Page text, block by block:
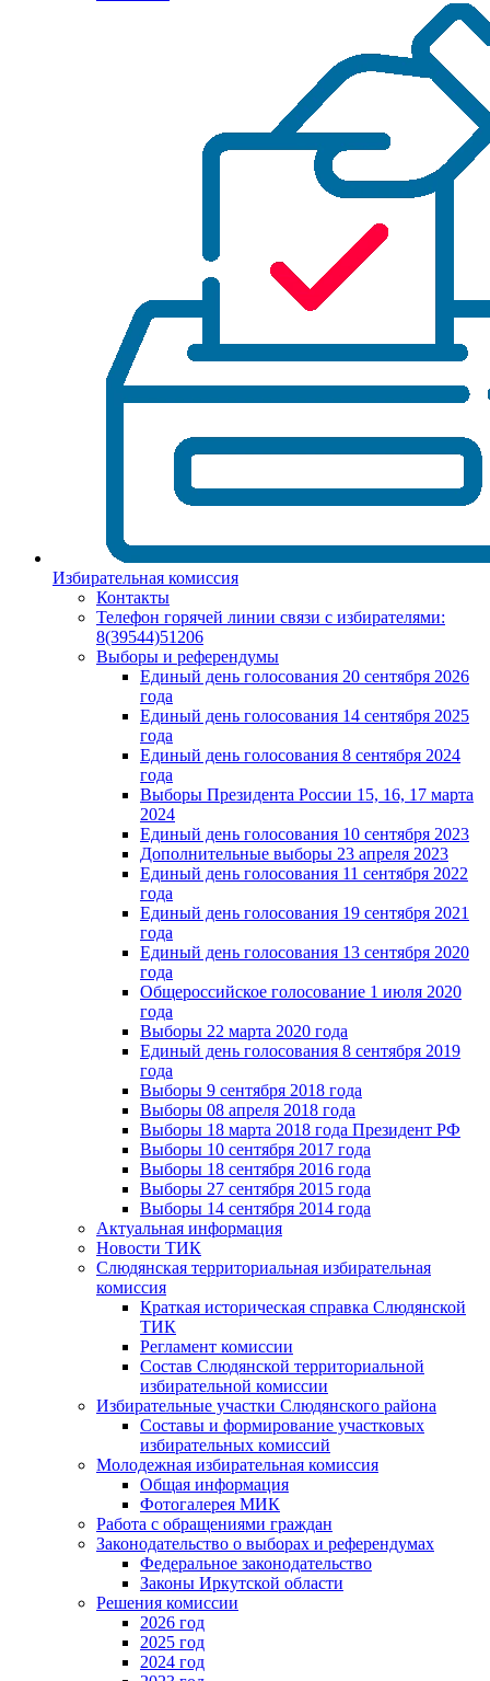
Избирательная комиссия
Контакты
Телефон горячей линии связи с избирателями:
8(39544)51206
Выборы и референдумы
Единый день голосования 20 сентября 2026
года
Единый день голосования 14 сентября 2025
года
Единый день голосования 8 сентября 2024
года
Выборы Президента России 15, 16, 17 марта
2024
Единый день голосования 10 сентября 2023
Дополнительные выборы 23 апреля 2023
Единый день голосования 11 сентября 2022
года
Единый день голосования 19 сентября 2021
года
Единый день голосования 13 сентября 2020
года
Общероссийское голосование 1 июля 2020
года
Выборы 22 марта 2020 года
Единый день голосования 8 сентября 2019
года
Выборы 9 сентября 2018 года
Выборы 08 апреля 2018 года
Выборы 18 марта 2018 года Президент РФ
Выборы 10 сентября 2017 года
Выборы 18 сентября 2016 года
Выборы 27 сентября 2015 года
Выборы 14 сентября 2014 года
Актуальная информация
Новости ТИК
Слюдянская территориальная избирательная
комиссия
Краткая историческая справка Слюдянской
ТИК
Регламент комиссии
Состав Слюдянской территориальной
избирательной комиссии
Избирательные участки Слюдянского района
Составы и формирование участковых
избирательных комиссий
Молодежная избирательная комиссия
Общая информация
Фотогалерея МИК
Работа с обращениями граждан
Законодательство о выборах и референдумах
Федеральное законодательство
Законы Иркутской области
Решения комиссии
2026 год
2025 год
2024 год